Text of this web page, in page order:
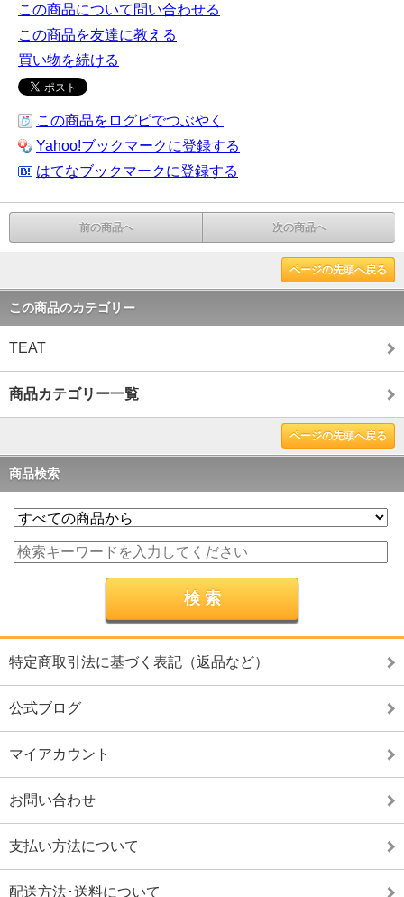
この商品について問い合わせる
この商品を友達に教える
買い物を続ける
この商品をログピでつぶやく
Yahoo!ブックマークに登録する
はてなブックマークに登録する
前の商品へ 次の商品へ
ページの先頭へ戻る
この商品のカテゴリー
TEAT
商品カテゴリー一覧
ページの先頭へ戻る
商品検索
特定商取引法に基づく表記（返品など）
公式ブログ
マイアカウント
お問い合わせ
支払い方法について
配送方法･送料について